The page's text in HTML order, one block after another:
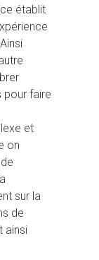
établit
pour faire
et
on
sur la
de
ainsi